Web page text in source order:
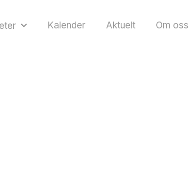
Kalender Aktuelt Om oss